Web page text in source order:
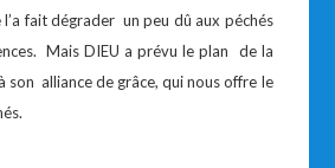
l’a fait dégrader un peu dû aux péchés
Mais DIEU a prévu le plan de la
son alliance de grâce, qui nous offre le